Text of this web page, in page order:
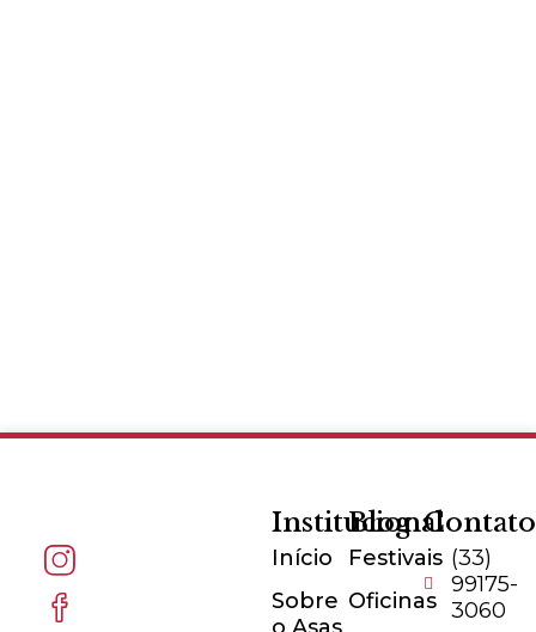
Institucional
Início
Sobre
Blog
Festivais
Oficinas
Contato
(33)
99175-
3060